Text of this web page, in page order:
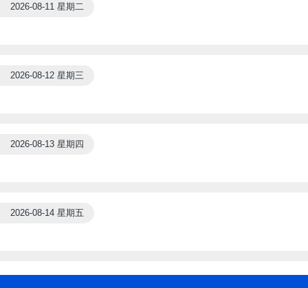
2026-08-11 星期二
2026-08-12 星期三
2026-08-13 星期四
2026-08-14 星期五